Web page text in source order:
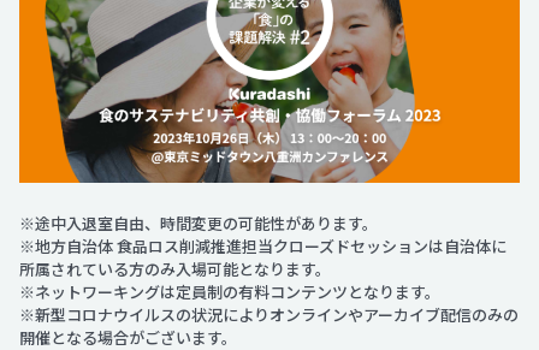
※途中入退室自由、時間変更の可能性があります。
※地方自治体 食品ロス削減推進担当クローズドセッションは自治体に
所属されている方のみ入場可能となります。
※ネットワーキングは定員制の有料コンテンツとなります。
※新型コロナウイルスの状況によりオンラインやアーカイブ配信のみの
開催となる場合がございます。